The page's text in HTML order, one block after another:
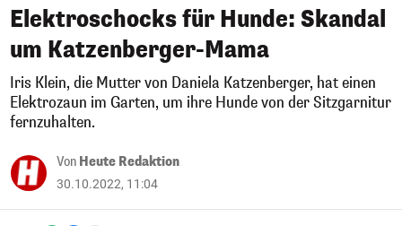
Elektroschocks für Hunde: Skandal
um Katzenberger-Mama
Iris Klein, die Mutter von Daniela Katzenberger, hat einen
Elektrozaun im Garten, um ihre Hunde von der Sitzgarnitur
fernzuhalten.
Von Heute Redaktion
30.10.2022, 11:04